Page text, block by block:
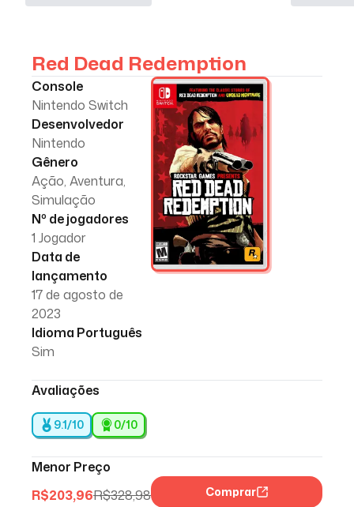
Red Dead Redemption
Console
Nintendo Switch
Desenvolvedor
Nintendo
Gênero
Ação, Aventura,
Simulação
Nº de jogadores
1 Jogador
Data de
lançamento
17 de agosto de
2023
Idioma Português
Sim
Avaliações
9.1/10 0/10
Menor Preço
R$203,96R$328,98 Comprar